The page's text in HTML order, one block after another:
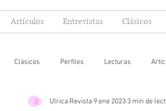
Artículos Entrevistas Clásicos
Clásicos Perfiles Lecturas
Editoriales Especial FIL Mi yo lector
Ulrica Revista 9 ene 2023 3 min de